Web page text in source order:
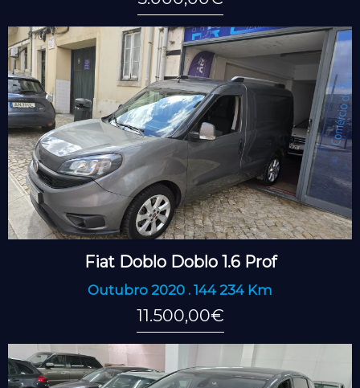
Fiat Doblo Doblo 1.6 Prof
Outubro 2020 . 144 234 Km
11.500,00€